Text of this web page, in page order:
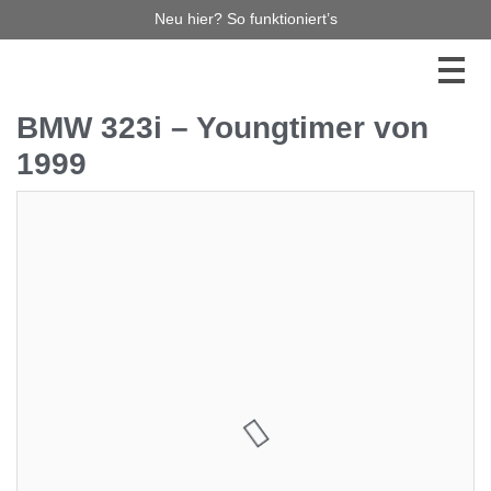
BMW 323i – Youngtimer von
1999
Traumauto bereits dabei! Verpassen Sie keinen
Neu hier? So funktioniert’s